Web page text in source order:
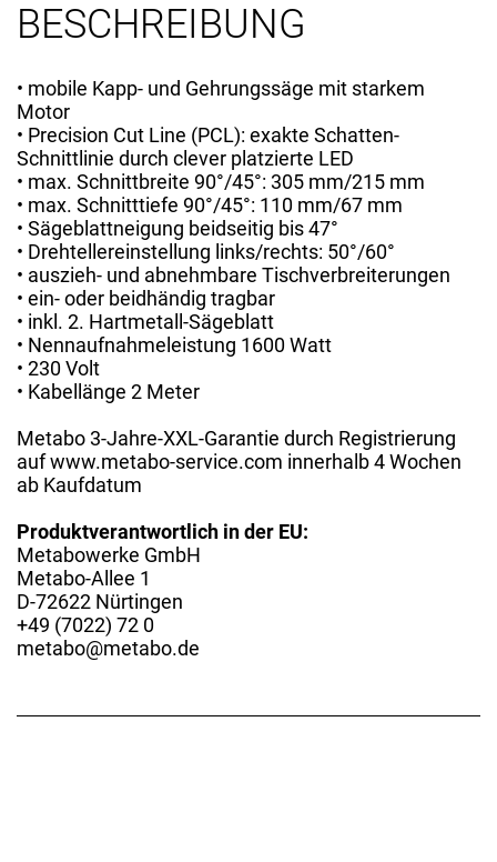
BESCHREIBUNG
• mobile Kapp- und Gehrungssäge mit starkem
Motor
• Precision Cut Line (PCL): exakte Schatten-
Schnittlinie durch clever platzierte LED
• max. Schnittbreite 90°/45°: 305 mm/215 mm
• max. Schnitttiefe 90°/45°: 110 mm/67 mm
• Sägeblattneigung beidseitig bis 47°
• Drehtellereinstellung links/rechts: 50°/60°
• auszieh- und abnehmbare Tischverbreiterungen
• ein- oder beidhändig tragbar
• inkl. 2. Hartmetall-Sägeblatt
• Nennaufnahmeleistung 1600 Watt
• 230 Volt
• Kabellänge 2 Meter
Metabo 3-Jahre-XXL-Garantie durch Registrierung
auf www.metabo-service.com innerhalb 4 Wochen
ab Kaufdatum
Produktverantwortlich in der EU:
Metabowerke GmbH
Metabo-Allee 1
D-72622 Nürtingen
+49 (7022) 72 0
metabo@metabo.de